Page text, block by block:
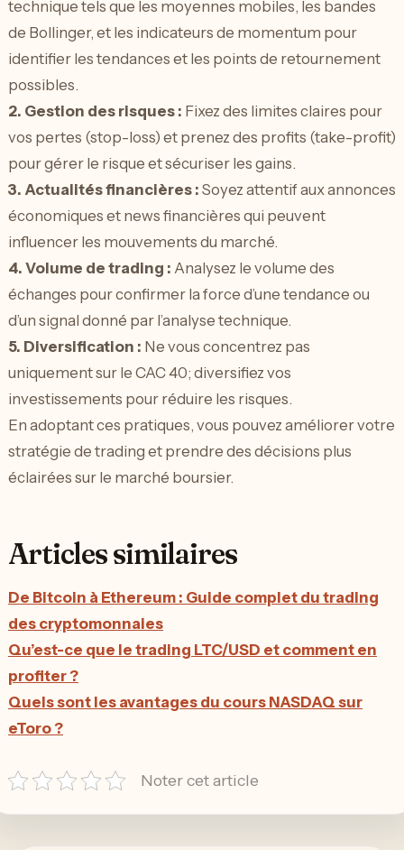
technique tels que les moyennes mobiles, les bandes
de Bollinger, et les indicateurs de momentum pour
identifier les tendances et les points de retournement
possibles.
2. Gestion des risques : Fixez des limites claires pour
vos pertes (stop-loss) et prenez des profits (take-profit)
pour gérer le risque et sécuriser les gains.
3. Actualités financières : Soyez attentif aux annonces
économiques et news financières qui peuvent
influencer les mouvements du marché.
4. Volume de trading : Analysez le volume des
échanges pour confirmer la force d’une tendance ou
d’un signal donné par l’analyse technique.
5. Diversification : Ne vous concentrez pas
uniquement sur le CAC 40; diversifiez vos
investissements pour réduire les risques.
En adoptant ces pratiques, vous pouvez améliorer votre
stratégie de trading et prendre des décisions plus
éclairées sur le marché boursier.
Articles similaires
De Bitcoin à Ethereum : Guide complet du trading
des cryptomonnaies
Qu’est-ce que le trading LTC/USD et comment en
profiter ?
Quels sont les avantages du cours NASDAQ sur
eToro ?
Noter cet article